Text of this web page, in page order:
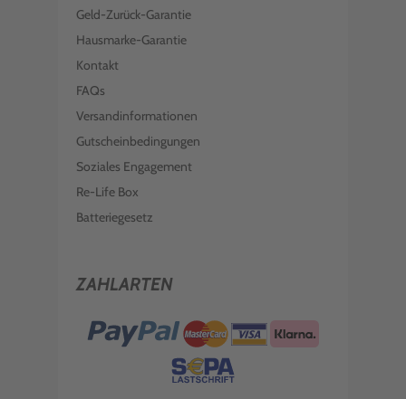
Geld-Zurück-Garantie
Hausmarke-Garantie
Kontakt
FAQs
Versandinformationen
Gutscheinbedingungen
Soziales Engagement
Re-Life Box
Batteriegesetz
ZAHLARTEN